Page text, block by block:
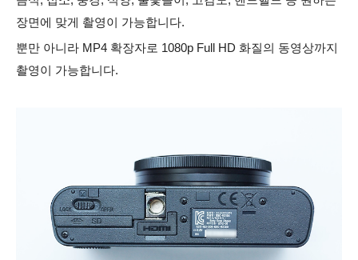
장면에 맞게 촬영이 가능합니다.
뿐만 아니라 MP4 확장자로 1080p Full HD 화질의 동영상까지
촬영이 가능합니다.